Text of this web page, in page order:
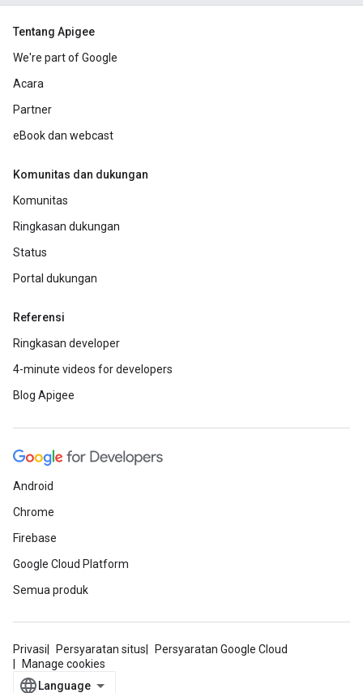
Tentang Apigee
We're part of Google
Acara
Partner
eBook dan webcast
Komunitas dan dukungan
Komunitas
Ringkasan dukungan
Status
Portal dukungan
Referensi
Ringkasan developer
4-minute videos for developers
Blog Apigee
Android
Chrome
Firebase
Google Cloud Platform
Semua produk
Privasi Persyaratan situs
Persyaratan Google Cloud
Manage cookies